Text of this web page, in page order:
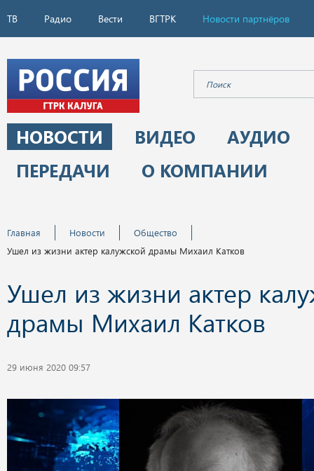
ТВ Радио Вести ВГТРК Новости партнёров
НОВОСТИ ВИДЕО
АУДИО
ПЕРЕДАЧИ
О КОМПАНИИ
Главная Новости
Общество
Ушел из жизни актер калужской драмы Михаил Катков
Ушел из жизни актер
драмы Михаил Катков
29 июня 2020 09:57